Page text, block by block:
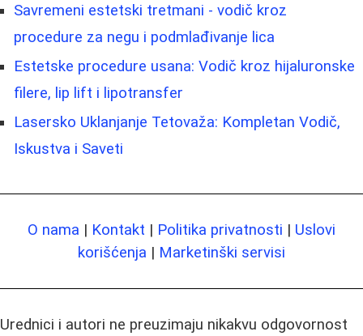
Savremeni estetski tretmani - vodič kroz
procedure za negu i podmlađivanje lica
Estetske procedure usana: Vodič kroz hijaluronske
filere, lip lift i lipotransfer
Lasersko Uklanjanje Tetovaža: Kompletan Vodič,
Iskustva i Saveti
O nama | Kontakt | Politika privatnosti | Uslovi
korišćenja | Marketinški servisi
Urednici i autori ne preuzimaju nikakvu odgovornost